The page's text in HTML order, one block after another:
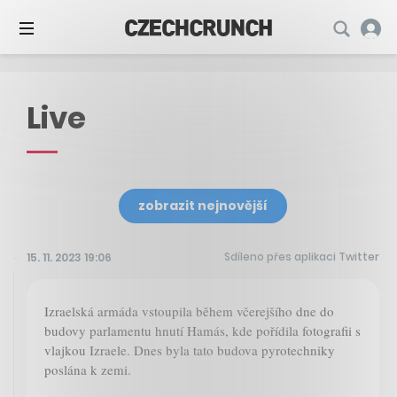
Live
zobrazit nejnovější
15. 11. 2023 19:06 Sdíleno přes aplikaci Twitter
Izraelská armáda vstoupila během včerejšího dne do
budovy parlamentu hnutí Hamás, kde pořídila fotografii s
vlajkou Izraele. Dnes byla tato budova pyrotechniky
poslána k zemi.